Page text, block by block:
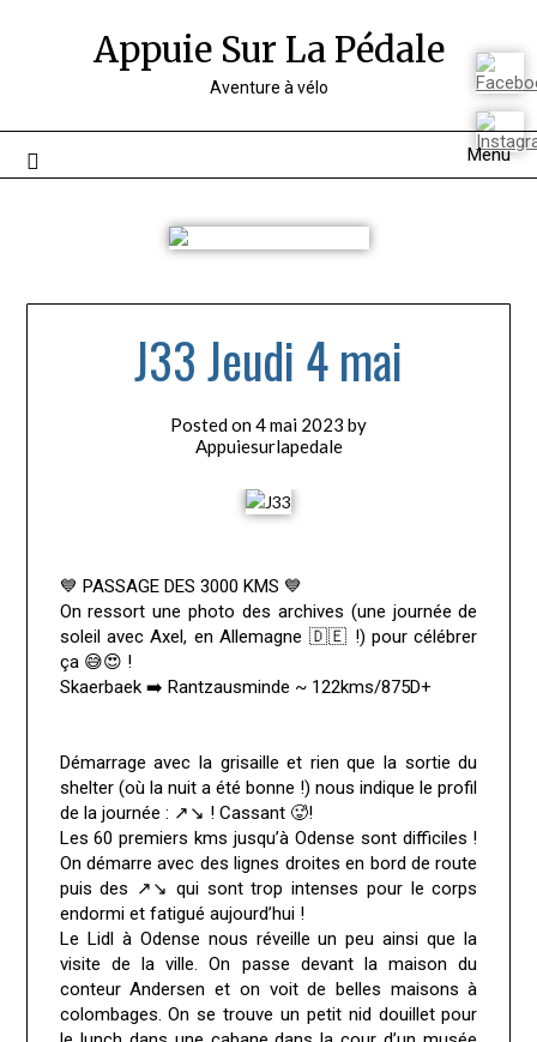
Appuie Sur La Pédale
Aventure à vélo
Menu
J33 Jeudi 4 mai
Posted on4 mai 2023 by
Appuiesurlapedale
💙 PASSAGE DES 3000 KMS 💙
On ressort une photo des archives (une journée de
soleil avec Axel, en Allemagne 🇩🇪 !) pour célébrer
ça 😅😍 !
Skaerbaek ➡️ Rantzausminde ~ 122kms/875D+
Démarrage avec la grisaille et rien que la sortie du
shelter (où la nuit a été bonne !) nous indique le profil
de la journée : ↗️↘️ ! Cassant 🥵!
Les 60 premiers kms jusqu’à Odense sont difficiles !
On démarre avec des lignes droites en bord de route
puis des ↗️↘️ qui sont trop intenses pour le corps
endormi et fatigué aujourd’hui !
Le Lidl à Odense nous réveille un peu ainsi que la
visite de la ville. On passe devant la maison du
conteur Andersen et on voit de belles maisons à
colombages. On se trouve un petit nid douillet pour